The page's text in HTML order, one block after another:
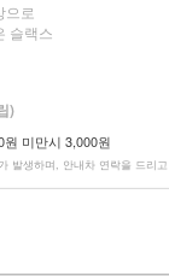
으로
슬랙스
)
미만시 3,000원
발생하며, 안내차 연락을 드리